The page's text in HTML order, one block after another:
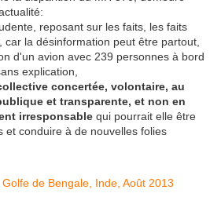
reposant sur les faits, les faits
car la désinformation peut être partout,
d'un avion avec 239 personnes à bord
explication,
concertée, volontaire, au
et transparente, et non en
irresponsable qui pourrait elle être
et conduire à de nouvelles folies